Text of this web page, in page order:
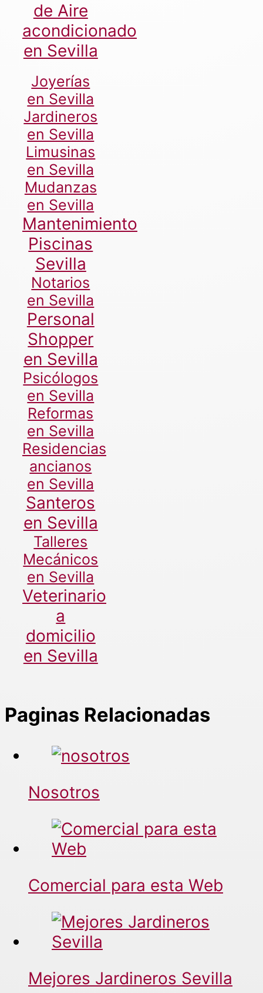
de Aire
acondicionado
en Sevilla
Joyerías
en Sevilla
Jardineros
en Sevilla
Limusinas
en Sevilla
Mudanzas
en Sevilla
Mantenimiento
Piscinas
Sevilla
Notarios
en Sevilla
Personal
Shopper
en Sevilla
Psicólogos
en Sevilla
Reformas
en Sevilla
Residencias
ancianos
en Sevilla
Santeros
en Sevilla
Talleres
Mecánicos
en Sevilla
Veterinario
a
domicilio
en Sevilla
Paginas Relacionadas
Nosotros
Comercial para esta Web
Mejores Jardineros Sevilla